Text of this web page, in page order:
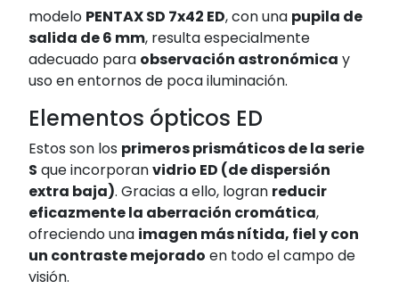
modelo PENTAX SD 7x42 ED, con una pupila de
salida de 6 mm, resulta especialmente
adecuado para observación astronómica y
uso en entornos de poca iluminación.
Elementos ópticos ED
Estos son los primeros prismáticos de la serie
S que incorporanvidrio ED (de dispersión
extra baja). Gracias a ello, logran reducir
eficazmente la aberración cromática,
ofreciendo una imagen más nítida, fiel y con
un contraste mejorado en todo el campo de
visión.